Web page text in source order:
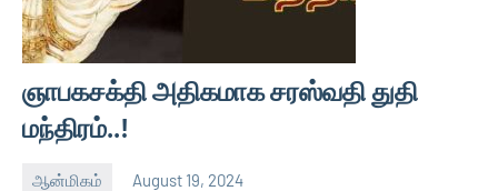
ஞாபகசக்தி அதிகமாக சரஸ்வதி துதி
மந்திரம்..!
ஆன்மிகம் August 19, 2024